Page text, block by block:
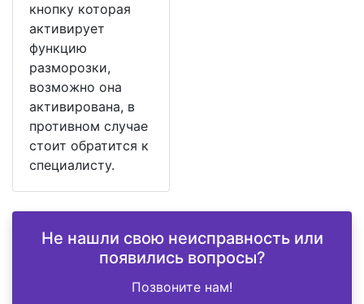
кнопку которая
активирует
функцию
разморозки,
возможно она
активирована, в
противном случае
стоит обратится к
специалисту.
Не нашли свою неисправность или
появились вопросы?
Позвоните нам!